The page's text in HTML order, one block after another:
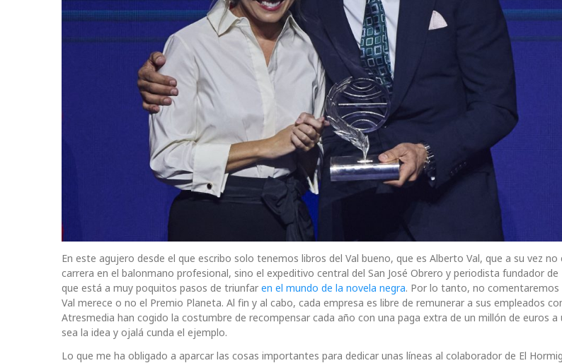
En este agujero desde el que escribo solo tenemos libros del Val bueno, que es Alberto Val, que a su vez no
carrera en el balonmano profesional, sino el expeditivo central del San José Obrero y periodista fundador de
que está a muy poquitos pasos de triunfar en el mundo de la novela negra. Por lo tanto, no comentaremos
Val merece o no el Premio Planeta. Al fin y al cabo, cada empresa es libre de remunerar a sus empleados
Atresmedia han cogido la costumbre de recompensar cada año con una paga extra de un millón de euros a
sea la idea y ojalá cunda el ejemplo.
Lo que me ha obligado a aparcar las cosas importantes para dedicar unas líneas al colaborador de El